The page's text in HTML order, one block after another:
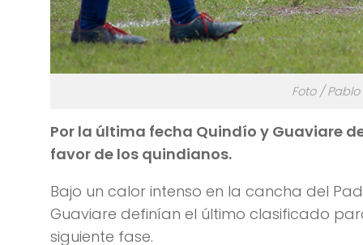
Foto /
Por la última fecha Quindío y Guaviare
favor de los quindianos.
Bajo un calor intenso en la cancha del
Guaviare definían el último clasificado
siguiente fase.